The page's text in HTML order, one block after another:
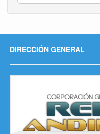
DIRECCIÓN GENERAL